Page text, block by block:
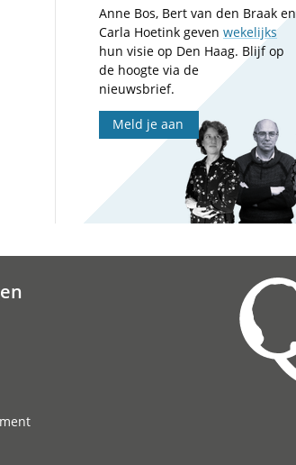
Anne Bos, Bert van den Braak en
Carla Hoetink gevenwekelijks
hun visie op Den Haag. Blijf op
de hoogte via de
nieuwsbrief.
Meld je aan